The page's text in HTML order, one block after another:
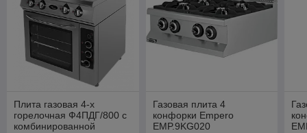
Плита газовая 4-х
горелочная Ф4ПДГ/800 с
комбинированной
Газовая плита 4
конфорки Empero
EMP.9KG020